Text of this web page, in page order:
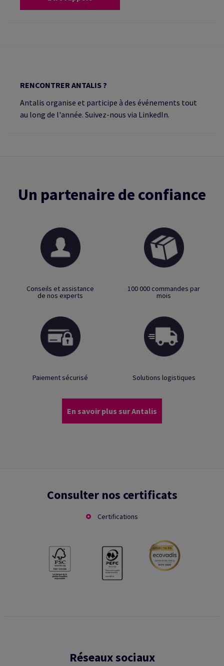
RENCONTRER ANTALIS ?
Antalis organise et participe à des événements tout
au long de l'année. Suivez-nous via LinkedIn.
Un partenaire de confiance
Conseils et assistance
de nos experts
100 000 commandes par
mois
Paiement sécurisé Solutions logistiques
En savoir plus sur Antalis
Consulter nos certificats
Certifications
Réseaux sociaux